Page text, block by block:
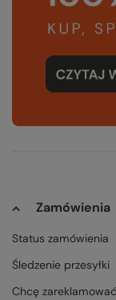
Zamówienia
Status zamówienia
Śledzenie przesyłki
Chcę